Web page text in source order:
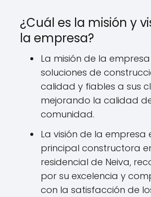
¿Cuál es la misión y
la empresa?
La misión de la
soluciones de
calidad y fiables a sus
mejorando la calidad
comunidad.
La visión de la empresa
principal constructora
residencial de Neiva,
por su excelencia y
con la satisfacción de